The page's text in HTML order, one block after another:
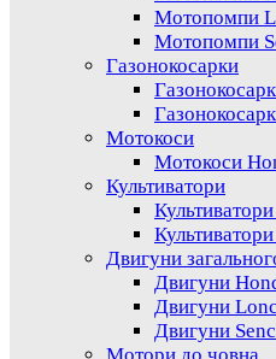
Мотопомпи
Мотопомпи
Газонокосарки
Мотокоси
Мотокоси
Культиватори
Двигуни
Двигуни
Двигуни
Двигуни
Мотори до човна